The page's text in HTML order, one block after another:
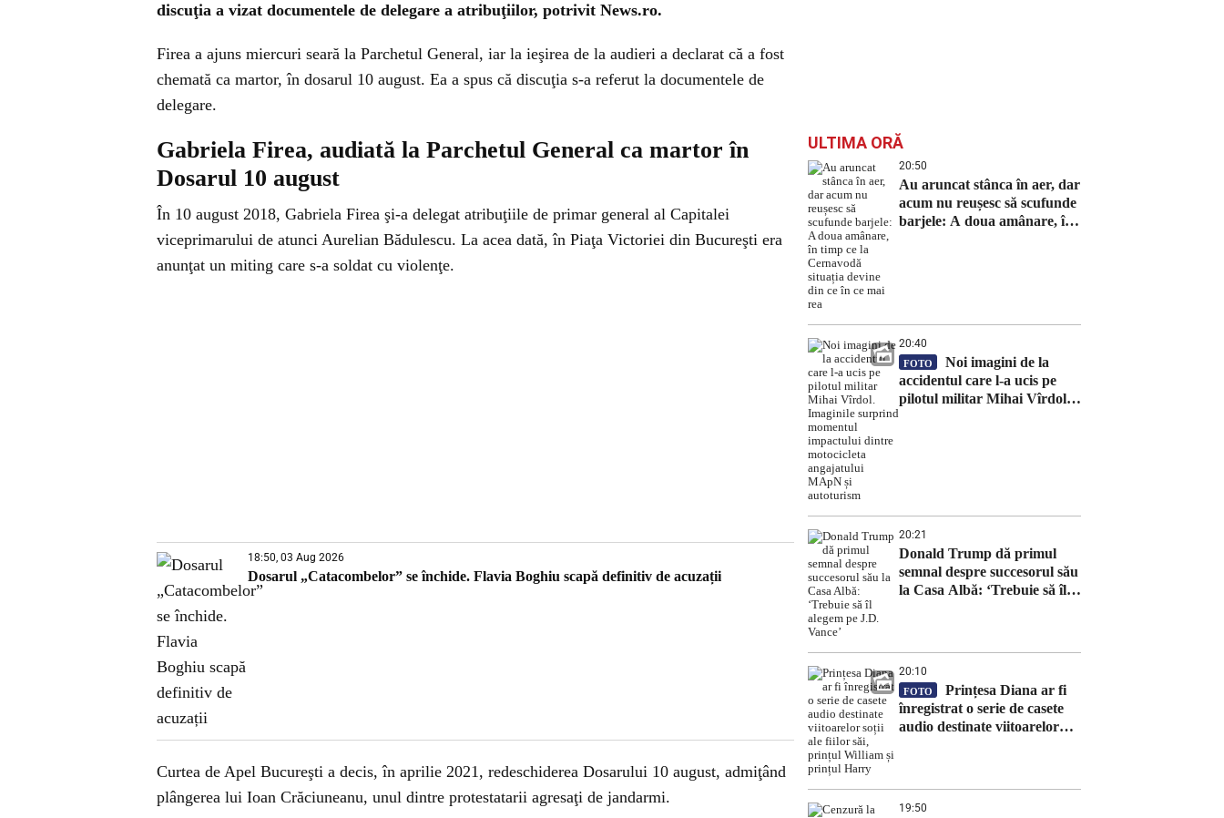
discuţia a vizat documentele de delegare a atribuţiilor, potrivit News.ro.
Firea a ajuns miercuri seară la Parchetul General, iar la ieşirea de la audieri a declarat că a fost
chemată ca martor, în dosarul 10 august. Ea a spus că discuţia s-a referut la documentele de
delegare.
Gabriela Firea, audiată la Parchetul General ca martor în
Dosarul 10 august
În 10 august 2018, Gabriela Firea şi-a delegat atribuţiile de primar general al Capitalei
viceprimarului de atunci Aurelian Bădulescu. La acea dată, în Piaţa Victoriei din Bucureşti era
anunţat un miting care s-a soldat cu violenţe.
18:50, 03 Aug 2026
Dosarul „Catacombelor” se închide. Flavia Boghiu scapă definitiv de acuzații
Curtea de Apel Bucureşti a decis, în aprilie 2021, redeschiderea Dosarului 10 august, admiţând
plângerea lui Ioan Crăciuneanu, unul dintre protestatarii agresaţi de jandarmi.
ULTIMA ORĂ
20:50
Au aruncat stânca în aer, dar
acum nu reușesc să scufunde
barjele: A doua amânare, în
20:40
FOTO
Noi imagini de la
accidentul care l-a ucis pe
pilotul militar Mihai Vîrdol.
20:21
Donald Trump dă primul
semnal despre succesorul său
la Casa Albă: ‘Trebuie să îl
20:10
FOTO
Prințesa Diana ar fi
înregistrat o serie de casete
audio destinate viitoarelor
19:50